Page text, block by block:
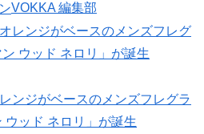
VOKKA 編集部
ンジがベースのメンズフレグラ
ウッド ネロリ」が誕生